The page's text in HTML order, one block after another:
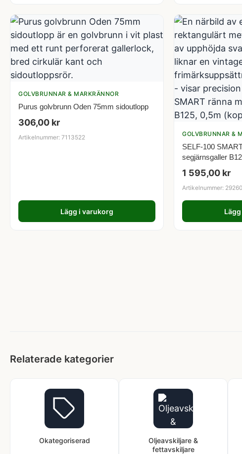
GOLVBRUNNAR & MARKRÄNNOR
Purus golvbrunn Oden 75mm sidoutlopp
306,00 kr
Artikelnummer: 7113522
Lägg i varukorg
GOLVBRUNNAR &
SELF-100
segjärnsgaller
1 595,00 kr
Artikelnummer:
Relaterade kategorier
Okategoriserad
Oljeavskiljare &
fettavskiljare